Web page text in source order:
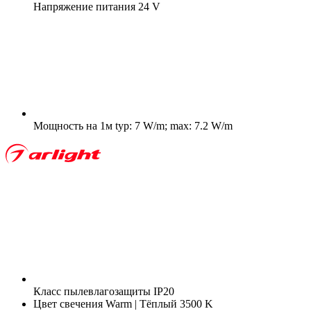
Напряжение питания 24 V
Мощность на 1м typ: 7 W/m; max: 7.2 W/m
Класс пылевлагозащиты IP20
Цвет свечения Warm | Тёплый 3500 K